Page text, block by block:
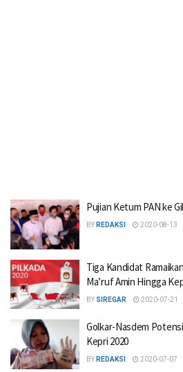
Pujian Ketum PAN ke
BY REDAKSI 2020-08-13
Tiga Kandidat
Ma’ruf Amin Hingga
BY SIREGAR 2020-07-21
Golkar-Nasdem
Kepri 2020
BY REDAKSI 2020-07-07